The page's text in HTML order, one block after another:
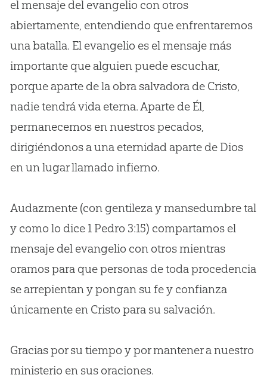
el mensaje del evangelio con otros
abiertamente, entendiendo que enfrentaremos
una batalla. El evangelio es el mensaje más
importante que alguien puede escuchar,
porque aparte de la obra salvadora de Cristo,
nadie tendrá vida eterna. Aparte de Él,
permanecemos en nuestros pecados,
dirigiéndonos a una eternidad aparte de Dios
en un lugar llamado infierno.
Audazmente (con gentileza y mansedumbre tal
y como lo dice 1 Pedro 3:15) compartamos el
mensaje del evangelio con otros mientras
oramos para que personas de toda procedencia
se arrepientan y pongan su fe y confianza
únicamente en Cristo para su salvación.
Gracias por su tiempo y por mantener a nuestro
ministerio en sus oraciones.